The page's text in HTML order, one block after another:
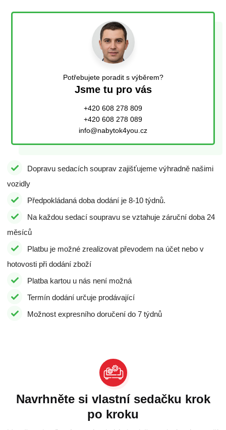
Potřebujete poradit s výběrem?
Jsme tu pro vás
+420 608 278 809
+420 608 278 089
info@nabytok4you.cz
Dopravu sedacích souprav zajišťujeme výhradně našimi
vozidly
Předpokládaná doba dodání je 8-10 týdnů.
Na každou sedací soupravu se vztahuje záruční doba 24
měsíců
Platbu je možné zrealizovat převodem na účet nebo v
hotovosti při dodání zboží
Platba kartou u nás není možná
Termín dodání určuje prodávající
Možnost expresního doručení do 7 týdnů
Navrhněte si vlastní sedačku krok
po kroku